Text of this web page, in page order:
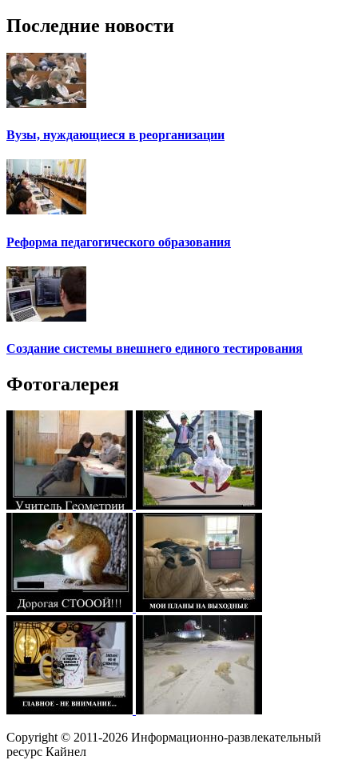
Последние новости
Вузы, нуждающиеся в реорганизации
Реформа педагогического образования
Создание системы внешнего единого тестирования
Фотогалерея
Copyright © 2011-2026 Информационно-развлекательный
ресурс Кайнел